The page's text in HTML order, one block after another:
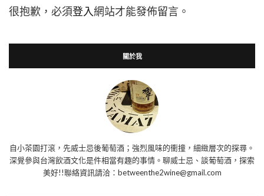
很抱歉，必須登入網站才能發佈留言。
關於我
自小茶園打滾，先威士忌後葡萄酒；強烈風味的衝撞，細緻層次的探尋。
深覺參與台灣飲酒文化是件相當有趣的事情。聊威士忌、談葡萄酒，探索
美好!!聯絡資訊請洽：betweenthe2wine@gmail.com